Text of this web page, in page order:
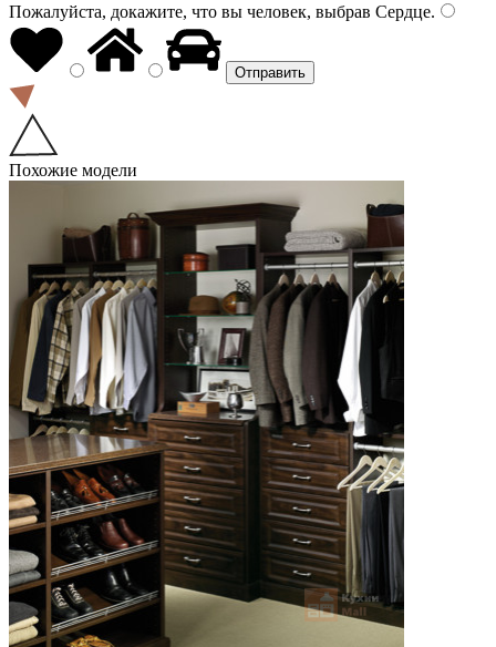
Пожалуйста, докажите, что вы человек, выбрав Сердце.
Похожие модели